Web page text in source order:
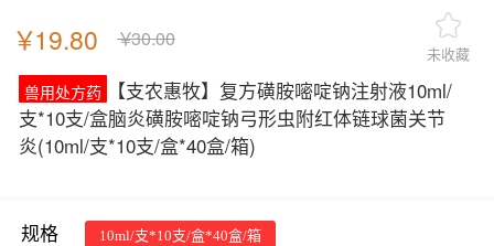
￥19.80 ￥30.00
未收藏
兽用处方药
【支农惠牧】复方磺胺嘧啶钠注射液10ml/
支*10支/盒脑炎磺胺嘧啶钠弓形虫附红体链球菌关节
炎(10ml/支*10支/盒*40盒/箱)
规格 10ml/支*10支/盒*40盒/箱